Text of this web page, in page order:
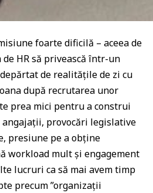
foarte dificilă – aceea de
HR să privească într-un
de realitățile de zi cu
după recrutarea unor
prea mici pentru a construi
provocări legislative
presiune pe a obține
workload mult și engagement
lucruri ca să mai avem timp
precum ”organizații